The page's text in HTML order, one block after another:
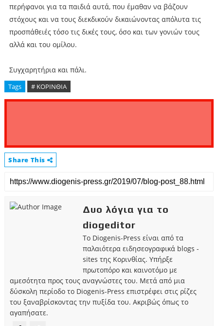
περήφανοι για τα παιδιά αυτά, που έμαθαν να βάζουν
στόχους και να τους διεκδικούν δικαιώνοντας απόλυτα τις
προσπάθειές τόσο τις δικές τους, όσο και των γονιών τους
αλλά και του ομίλου.
Συγχαρητήρια και πάλι.
Tags # ΚΟΡΙΝΘΙΑ
Share This
Δυο λόγια για το
diogeditor
Το Diogenis-Press είναι από τα
παλαιότερα ειδησεογραφικά blogs -
sites της Κορινθίας. Υπήρξε
πρωτοπόρο και καινοτόμο με
αμεσότητα προς τους αναγνώστες του. Μετά από μια
δύσκολη περίοδο το Diogenis-Press επιστρέφει στις ρίζες
του ξαναβρίσκοντας την πυξίδα του. Ακριβώς όπως το
αγαπήσατε.